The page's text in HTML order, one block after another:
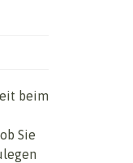
beim
Sie